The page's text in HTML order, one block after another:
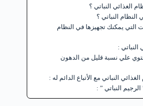
الغذائي النباتي ؟
النظام النباتي ؟
التي يمكنك تجهيزها في النظام
النباتي :
يحتوي علي نسبة قليل من الدهون
النباتي مع الأتباع الدائم له :
النباتي ” :